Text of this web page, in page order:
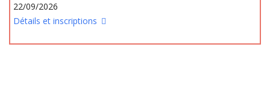
22/09/2026
Détails et inscriptions